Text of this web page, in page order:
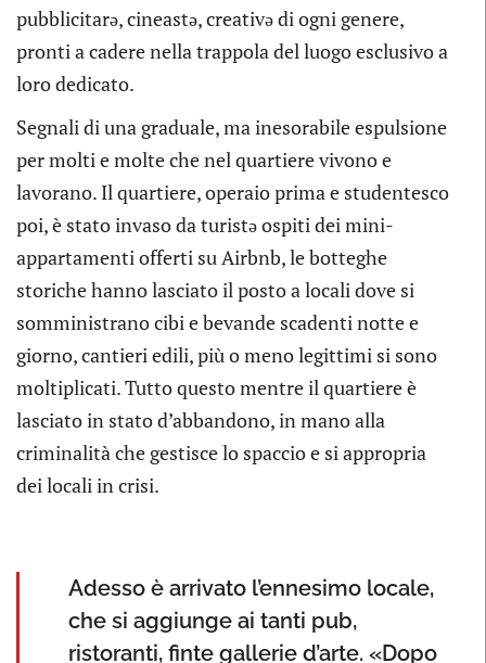
pubblicitarə, cineastə, creativə di ogni genere,
pronti a cadere nella trappola del luogo esclusivo a
loro dedicato.
Segnali di una graduale, ma inesorabile espulsione
per molti e molte che nel quartiere vivono e
lavorano. Il quartiere, operaio prima e studentesco
poi, è stato invaso da turistə ospiti dei mini-
appartamenti offerti su Airbnb, le botteghe
storiche hanno lasciato il posto a locali dove si
somministrano cibi e bevande scadenti notte e
giorno, cantieri edili, più o meno legittimi si sono
moltiplicati. Tutto questo mentre il quartiere è
lasciato in stato d’abbandono, in mano alla
criminalità che gestisce lo spaccio e si appropria
dei locali in crisi.
Adesso è arrivato l’ennesimo locale,
che si aggiunge ai tanti pub,
ristoranti, finte gallerie d’arte. «Dopo